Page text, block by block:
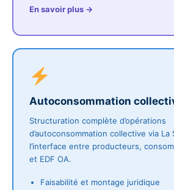
En savoir plus →
Autoconsommation
Structuration complète d’opérations
d’autoconsommation collective via
l’interface entre producteurs,
et EDF OA.
Faisabilité et montage juridique